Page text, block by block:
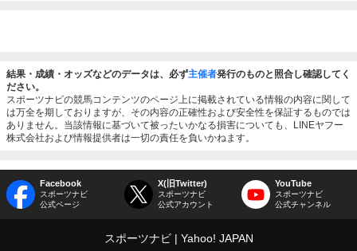
結果・成績・オッズなどのデータは、必ず主催者発行のものと照合し確認してく
ださい。
スポーツナビの競馬コンテンツのページ上に掲載されている情報の内容に関して
は万全を期しておりますが、その内容の正確性および安全性を保証するものでは
ありません。当該情報に基づいて被ったいかなる損害についても、LINEヤフー
株式会社および情報提供者は一切の責任を負いかねます。
Facebook
スポーツナビ
公式ページ
X(旧Twitter)
スポーツナビ
公式アカウント
YouTube
スポーツナビ
公式チャンネル
スポーツナビ Yahoo! JAPAN